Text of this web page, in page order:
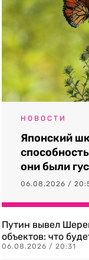
НОВОСТИ
Японский
они были
06.08.2026 /
Путин вывел
объектов: что
06.08.2026 / 20:31